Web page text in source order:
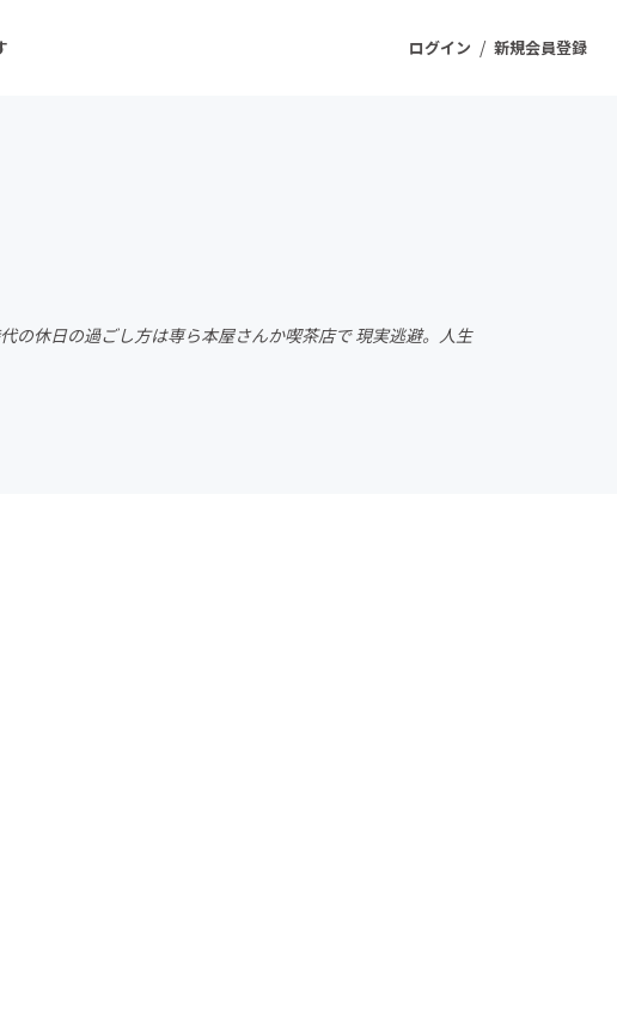
ログイン / 新規会員登録
店
ファッション
の休日の過ごし方は専ら本屋さんか喫茶店で 現実逃避。人生